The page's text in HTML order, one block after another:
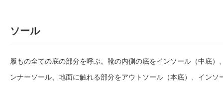
ソール
履もの全ての底の部分を呼ぶ。靴の内側の底をインソール（中底）
ンナーソール、地面に触れる部分をアウトソール（本底）、インソ